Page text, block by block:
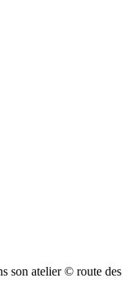
son atelier © route